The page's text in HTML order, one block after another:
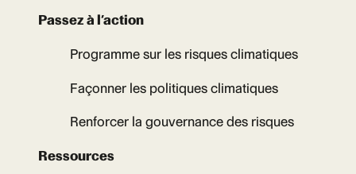
Passez à l’action
Programme sur les risques climatiques
Façonner les politiques climatiques
Renforcer la gouvernance des risques
Ressources